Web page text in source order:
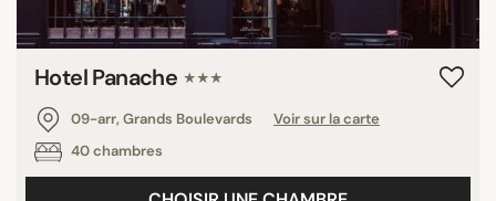
Hotel Panache ★★★
09-arr, Grands Boulevards
Voir sur la carte
40 chambres